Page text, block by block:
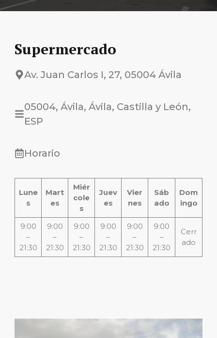
Supermercado
Av. Juan Carlos I, 27, 05004 Ávila
05004, Ávila, Ávila, Castilla y León,
ESP
Horario
Lune
s
Mart
es
Miér
cole
s
Juev
es
Vier
nes
Sáb
ado
Dom
ingo
9:00
–
21:30
9:00
–
21:30
9:00
–
21:30
9:00
–
21:30
9:00
–
21:30
9:00
–
21:30
Cerr
ado